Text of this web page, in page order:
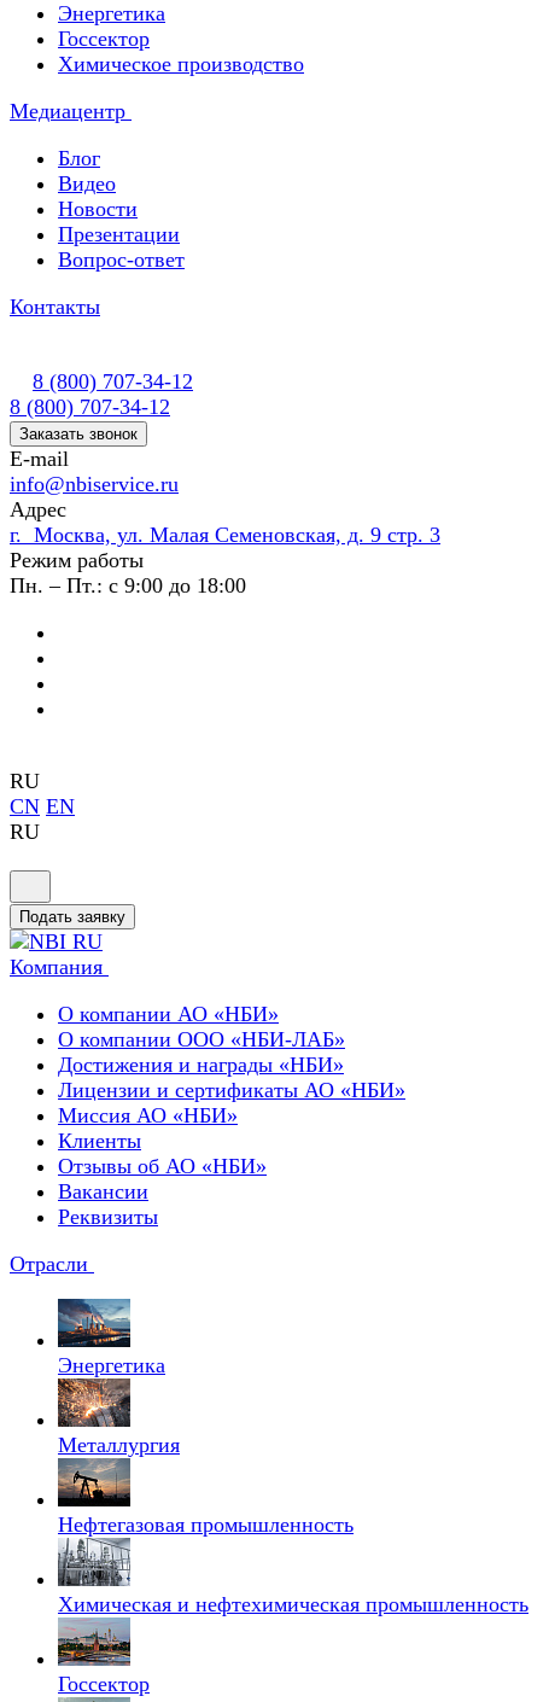
Энергетика
Госсектор
Химическое производство
Медиацентр
Блог
Видео
Новости
Презентации
Вопрос-ответ
Контакты
8 (800) 707-34-12
8 (800) 707-34-12
Заказать звонок
E-mail
info@nbiservice.ru
Адрес
г. Москва, ул. Малая Семеновская, д. 9 стр. 3
Режим работы
Пн. – Пт.: с 9:00 до 18:00
RU
CN EN
RU
Подать заявку
Компания
О компании АО «НБИ»
О компании ООО «НБИ-ЛАБ»
Достижения и награды «НБИ»
Лицензии и сертификаты АО «НБИ»
Миссия АО «НБИ»
Клиенты
Отзывы об АО «НБИ»
Вакансии
Реквизиты
Отрасли
Энергетика
Металлургия
Нефтегазовая промышленность
Химическая и нефтехимическая промышленность
Госсектор